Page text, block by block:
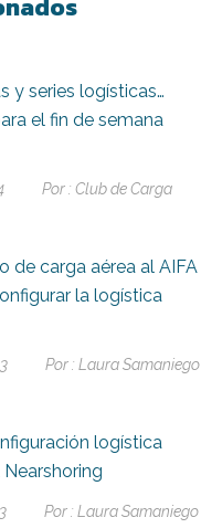
y series logísticas…
el fin de semana
Por : Club de Carga
de carga aérea al AIFA
la logística
Por : Laura Samaniego
logística
Por : Laura Samaniego